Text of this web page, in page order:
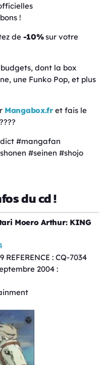
!
de -10%sur votre
dont la box
une Funko Pop, et plus
Mangabox.fret fais le
#mangafan
#seinen #shojo
du cd !
Moero Arthur: KING
: CQ-7034
2004 :